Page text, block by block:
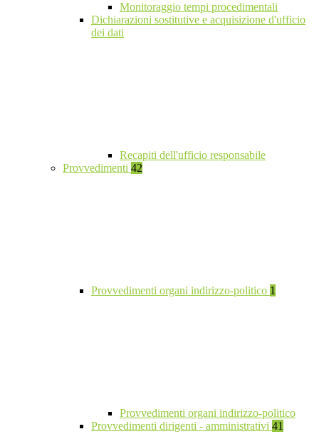
Monitoraggio tempi procedimentali
Dichiarazioni sostitutive e acquisizione d'ufficio
dei dati
Recapiti dell'ufficio responsabile
Provvedimenti 42
Provvedimenti organi indirizzo-politico 1
Provvedimenti organi indirizzo-politico
Provvedimenti dirigenti - amministrativi 41